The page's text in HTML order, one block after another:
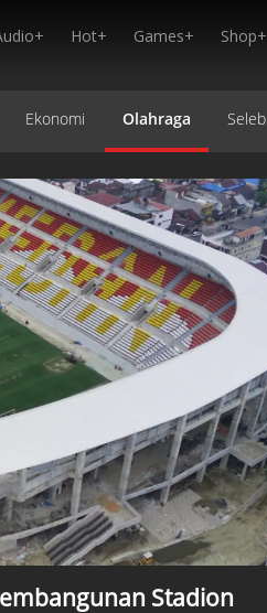
Hot+ Games+ Shop+
Ekonomi Olahraga Seleb
Stadion